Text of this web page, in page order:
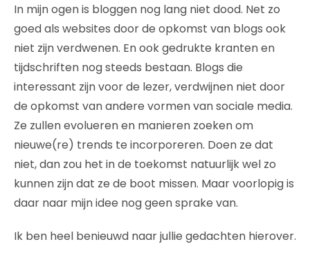
In mijn ogen is bloggen nog lang niet dood. Net zo
goed als websites door de opkomst van blogs ook
niet zijn verdwenen. En ook gedrukte kranten en
tijdschriften nog steeds bestaan. Blogs die
interessant zijn voor de lezer, verdwijnen niet door
de opkomst van andere vormen van sociale media.
Ze zullen evolueren en manieren zoeken om
nieuwe(re) trends te incorporeren. Doen ze dat
niet, dan zou het in de toekomst natuurlijk wel zo
kunnen zijn dat ze de boot missen. Maar voorlopig is
daar naar mijn idee nog geen sprake van.
Ik ben heel benieuwd naar jullie gedachten hierover.